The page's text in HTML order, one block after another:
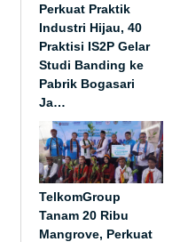
Perkuat Praktik
Industri Hijau, 40
Praktisi IS2P Gelar
Studi Banding ke
Pabrik Bogasari
Ja…
TelkomGroup
Tanam 20 Ribu
Mangrove, Perkuat